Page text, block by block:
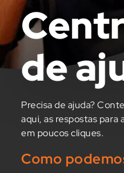
de
Precisa de ajuda?
aqui, as respostas para
em poucos cliques.
Como